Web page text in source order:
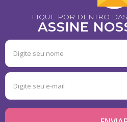
FIQUE POR DENTRO
ASSINE